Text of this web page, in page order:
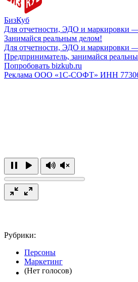
БизКуб
Для отчетности, ЭДО и маркировки
Занимайся реальным делом!
Для отчетности, ЭДО и маркировки
Предприниматель, занимайся
Попробовать bizkub.ru
Реклама ООО «1С-СОФТ» ИНН
Рубрики:
Персоны
Маркетинг
(Нет голосов)